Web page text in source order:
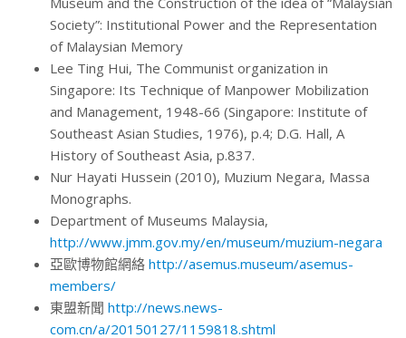
Society”: Institutional Power and the Representation
of Malaysian Memory
Lee Ting Hui, The Communist organization in
Singapore: Its Technique of Manpower Mobilization
and Management, 1948-66 (Singapore: Institute of
Southeast Asian Studies, 1976), p.4; D.G. Hall, A
History of Southeast Asia, p.837.
Nur Hayati Hussein (2010), Muzium Negara, Massa
Monographs.
Department of Museums Malaysia,
http://www.jmm.gov.my/en/museum/muzium-negara
亞歐博物館網絡 http://asemus.museum/asemus-
members/
東盟新聞 http://news.news-
com.cn/a/20150127/1159818.shtml